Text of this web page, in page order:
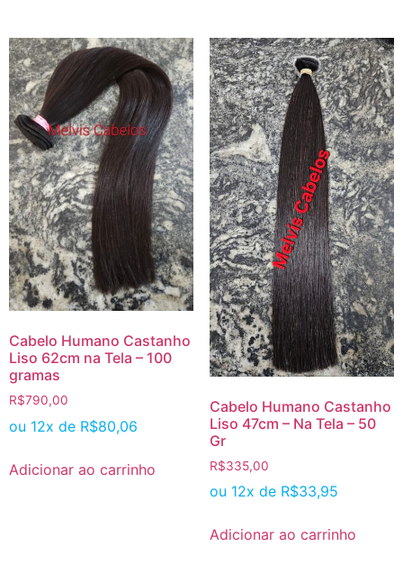
Cabelo Humano Castanho
Liso 62cm na Tela – 100
gramas
R$790,00
ou 12x de R$80,06
Adicionar ao carrinho
Cabelo Humano Castanho
Liso 47cm – Na Tela – 50
Gr
R$335,00
ou 12x de R$33,95
Adicionar ao carrinho